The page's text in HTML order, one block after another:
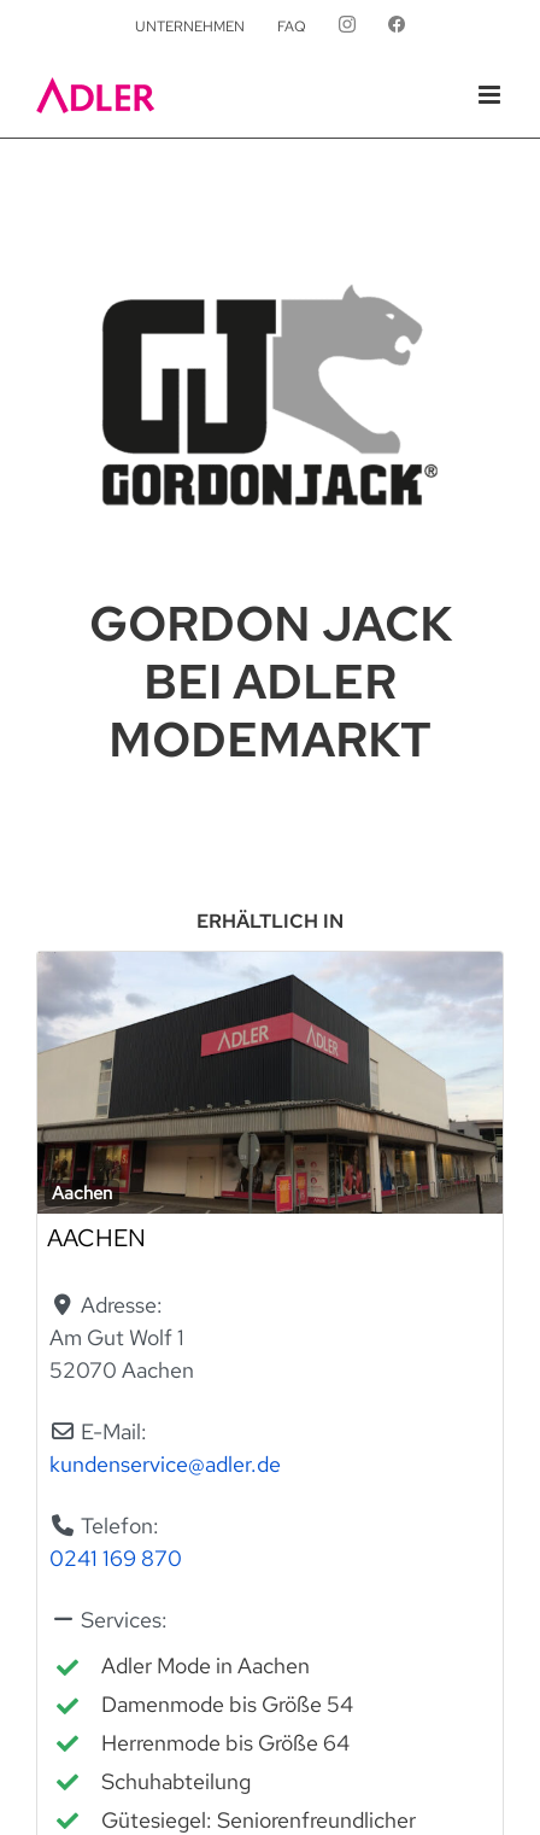
UNTERNEHMEN FAQ
GORDON JACK
BEI ADLER
MODEMARKT
ERHÄLTLICH IN
Aachen
AACHEN
Adresse:
Am Gut Wolf 1
52070 Aachen
E-Mail:
kundenservice@adler.de
Telefon:
0241 169 870
Services:
Adler Mode in Aachen
Damenmode bis Größe 54
Herrenmode bis Größe 64
Schuhabteilung
Gütesiegel: Seniorenfreundlicher